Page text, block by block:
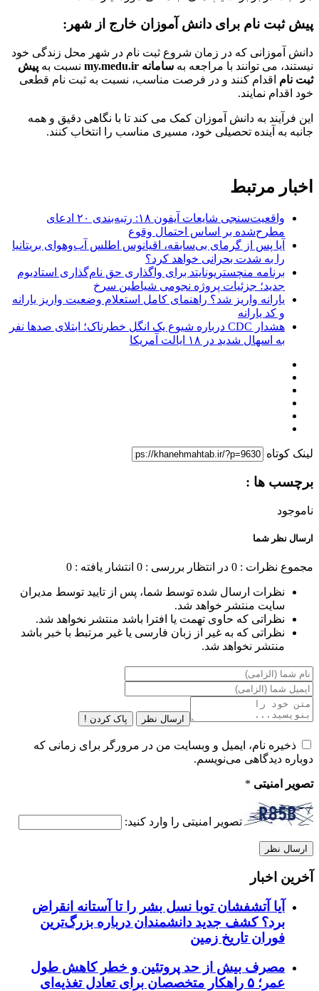
پیش ثبت نام برای دانش آموزان خارج از شهر:
دانش آموزانی که در زمان شروع ثبت نام در شهر محل زندگی خود
نیستند، می توانند با مراجعه به سامانه my.medu.ir نسبت به پیش
ثبت نام اقدام کنند و در فرصت مناسب، نسبت به ثبت نام قطعی
خود اقدام نمایند.
این فرآیند به دانش آموزان کمک می کند تا با نگاهی دقیق و همه
جانبه به آینده تحصیلی خود، مسیری مناسب را انتخاب کنند.
اخبار مرتبط
واقعیت‌سنجی شایعات آیفون ۱۸: رتبه‌بندی ۲۰ ادعای
مطرح‌شده بر اساس احتمال وقوع
آیا پس از گرمای بی‌سابقه، اقیانوس اطلس آب‌وهوای بریتانیا
را به شدت بحرانی خواهد کرد؟
برنامه منچستریونایتد برای واگذاری حق نام‌گذاری استادیوم
جدید؛ جزئیات پروژه نجومی شیاطین سرخ
یارانه واریز شد؟ راهنمای کامل استعلام وضعیت واریز یارانه
و کد یارانه
هشدار CDC درباره شیوع یک انگل خطرناک؛ ابتلای صدها نفر
به اسهال شدید در ۱۸ ایالت آمریکا
لینک کوتاه
برچسب ها :
ناموجود
ارسال نظر شما
مجموع نظرات : 0 در انتظار بررسی : 0 انتشار یافته : 0
نظرات ارسال شده توسط شما، پس از تایید توسط مدیران
سایت منتشر خواهد شد.
نظراتی که حاوی تهمت یا افترا باشد منتشر نخواهد شد.
نظراتی که به غیر از زبان فارسی یا غیر مرتبط با خبر باشد
منتشر نخواهد شد.
ارسال نظر پاک کردن !
ذخیره نام، ایمیل و وبسایت من در مرورگر برای زمانی که
دوباره دیدگاهی می‌نویسم.
تصویر امنیتی *
تصویر امنیتی را وارد کنید:
آخرین اخبار
آیا آتشفشان توبا نسل بشر را تا آستانه انقراض
برد؟ کشف جدید دانشمندان درباره بزرگ‌ترین
فوران تاریخ زمین
مصرف بیش از حد پروتئین و خطر کاهش طول
عمر؛ ۵ راهکار متخصصان برای تعادل تغذیه‌ای